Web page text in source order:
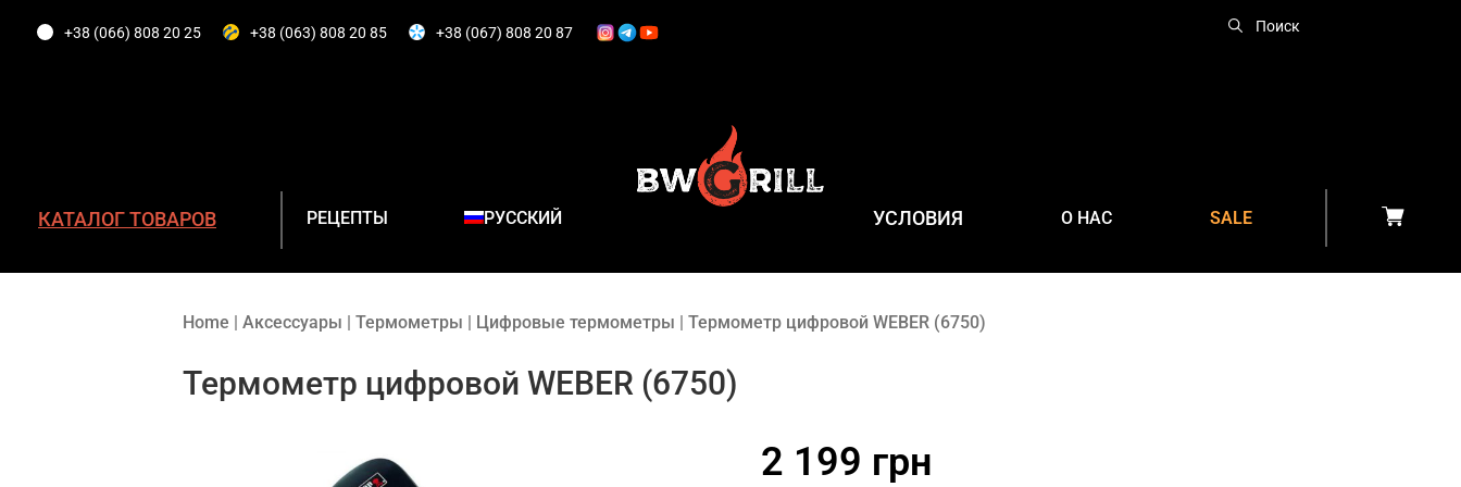
+38 (066) 808 20 25 +38 (063) 808 20 85 +38 (067) 808 20 87
КАТАЛОГ ТОВАРОВ
ГАЗОВЫЕ ГРИЛИ
ЭЛЕКТРИЧЕСКИЕ ГРИЛИ
УГОЛЬ РОЗЖИГ КОПЧЕНИЕ
РЕЦЕПТЫ РУССКИЙ УСЛОВИЯ О НАС SALE
Home | Аксессуары | Термометры | Цифровые термометры | Термометр цифровой WEBER (6750)
Термометр цифровой WEBER (6750)
2 199 грн